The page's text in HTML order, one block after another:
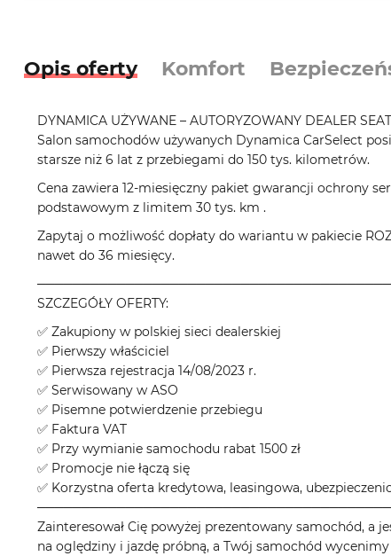
Opis oferty Komfort
DYNAMICA UŻYWANE – AUTORYZOWANY DEALER
Salon samochodów używanych Dynamica CarSelect
starsze niż 6 lat z przebiegami do 150 tys. kilometrów.
Cena zawiera 12-miesięczny pakiet gwarancji ochrony
podstawowym z limitem 30 tys. km .
Zapytaj o możliwość dopłaty do wariantu w pakiecie
nawet do 36 miesięcy.
SZCZEGÓŁY OFERTY:
✅ Zakupiony w polskiej sieci dealerskiej
✅ Pierwszy właściciel
✅ Pierwsza rejestracja 14/08/2023 r.
✅ Serwisowany w ASO
✅ Pisemne potwierdzenie przebiegu
✅ Faktura VAT
✅ Przy wymianie samochodu rabat 1500 zł
✅ Promocje nie łączą się
✅ Korzystna oferta kredytowa, leasingowa,
Zainteresował Cię powyżej prezentowany samochód, a
na oględziny i jazdę próbną, a Twój samochód